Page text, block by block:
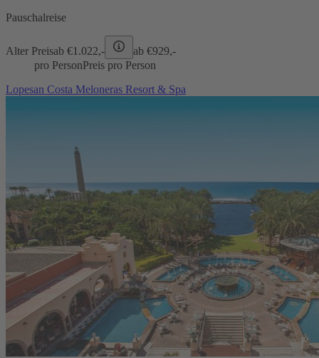
Pauschalreise
Alter Preisab €1.022,- ab €929,-
pro PersonPreis pro Person
Lopesan Costa Meloneras Resort & Spa